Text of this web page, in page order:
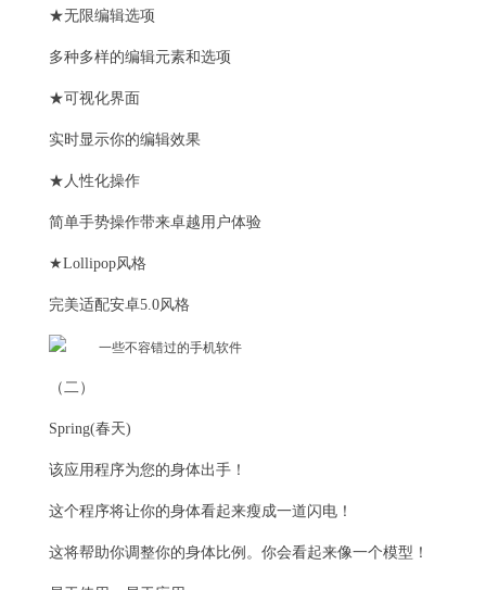
★无限编辑选项
多种多样的编辑元素和选项
★可视化界面
实时显示你的编辑效果
★人性化操作
简单手势操作带来卓越用户体验
★Lollipop风格
完美适配安卓5.0风格
（二）
Spring(春天)
该应用程序为您的身体出手！
这个程序将让你的身体看起来瘦成一道闪电！
这将帮助你调整你的身体比例。你会看起来像一个模型！